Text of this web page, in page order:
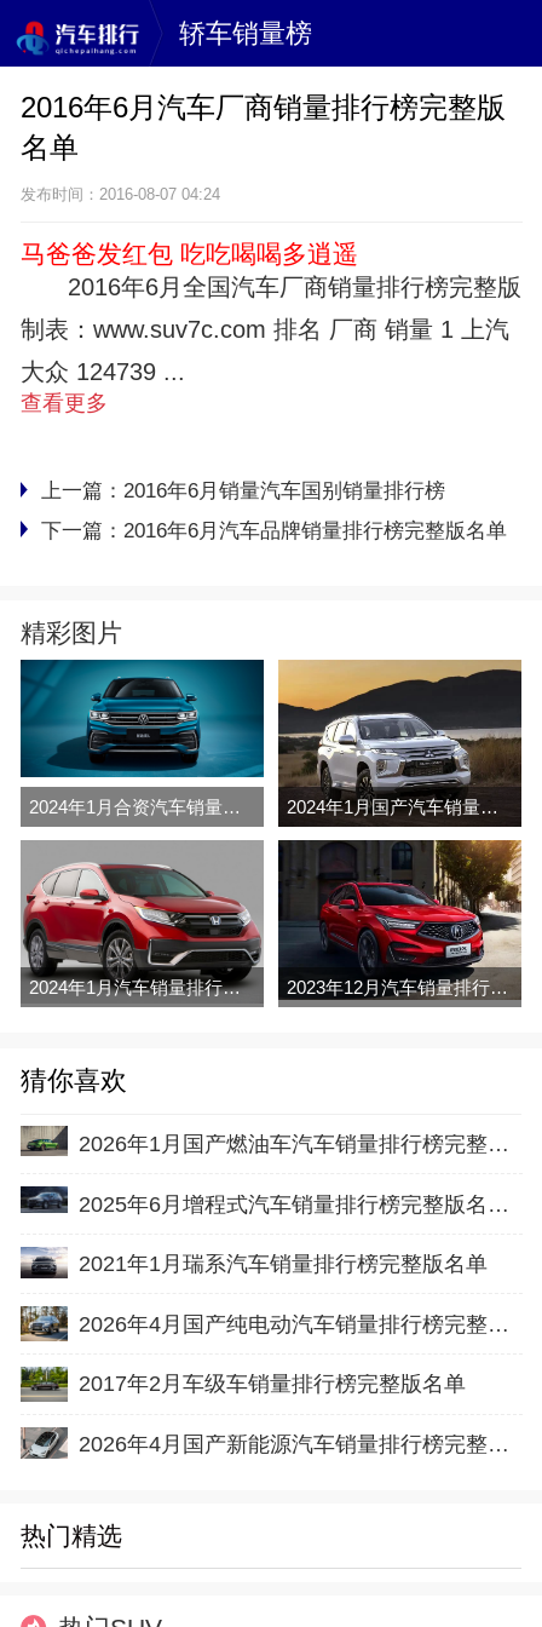
轿车销量榜
2016年6月汽车厂商销量排行榜完整版
名单
发布时间：2016-08-07 04:24
马爸爸发红包 吃吃喝喝多逍遥
2016年6月全国汽车厂商销量排行榜完整版
制表：www.suv7c.com 排名 厂商 销量 1 上汽
大众 124739 ...
查看更多
上一篇： 2016年6月销量汽车国别销量排行榜
下一篇： 2016年6月汽车品牌销量排行榜完整版名单
精彩图片
2024年1月合资汽车销量排行榜完整版名单(零售量 2024年1月国产汽车销量排行榜完整版名单(零售量
2024年1月汽车销量排行榜完整版名单(零售量 2023年12月汽车销量排行榜完整版名单(零售量
猜你喜欢
2026年1月国产燃油车汽车销量排行榜完整版名单(出口量
2025年6月增程式汽车销量排行榜完整版名单(零售量
2021年1月瑞系汽车销量排行榜完整版名单
2026年4月国产纯电动汽车销量排行榜完整版名单(零售量
2017年2月车级车销量排行榜完整版名单
2026年4月国产新能源汽车销量排行榜完整版名单(批发量
热门精选